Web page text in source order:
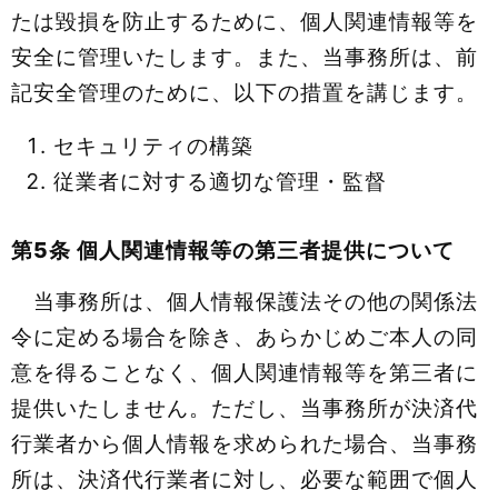
たは毀損を防止するために、個人関連情報等を
安全に管理いたします。また、当事務所は、前
記安全管理のために、以下の措置を講じます。
セキュリティの構築
従業者に対する適切な管理・監督
第5条 個人関連情報等の第三者提供について
当事務所は、個人情報保護法その他の関係法
令に定める場合を除き、あらかじめご本人の同
意を得ることなく、個人関連情報等を第三者に
提供いたしません。ただし、当事務所が決済代
行業者から個人情報を求められた場合、当事務
所は、決済代行業者に対し、必要な範囲で個人